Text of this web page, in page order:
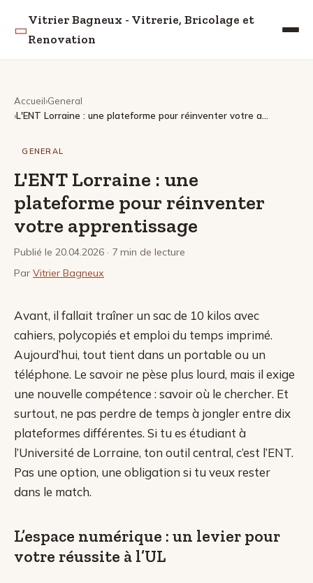
▭
Vitrier Bagneux - Vitrerie, Bricolage et
Renovation
Accueil General
GENERAL
L'ENT Lorraine : une
plateforme pour réinventer
votre apprentissage
Publié le 20.04.2026 · 7 min de lecture
Par Vitrier Bagneux
Avant, il fallait traîner un sac de 10 kilos avec
cahiers, polycopiés et emploi du temps imprimé.
Aujourd’hui, tout tient dans un portable ou un
téléphone. Le savoir ne pèse plus lourd, mais il exige
une nouvelle compétence : savoir où le chercher. Et
surtout, ne pas perdre de temps à jongler entre dix
plateformes différentes. Si tu es étudiant à
l’Université de Lorraine, ton outil central, c’est l’ENT.
Pas une option, une obligation si tu veux rester
dans le match.
L’espace numérique : un levier pour
votre réussite à l’UL